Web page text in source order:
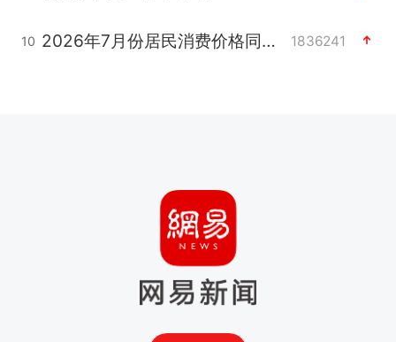
10 2026年7月份居民消费价格同比上涨0.5% 1836241